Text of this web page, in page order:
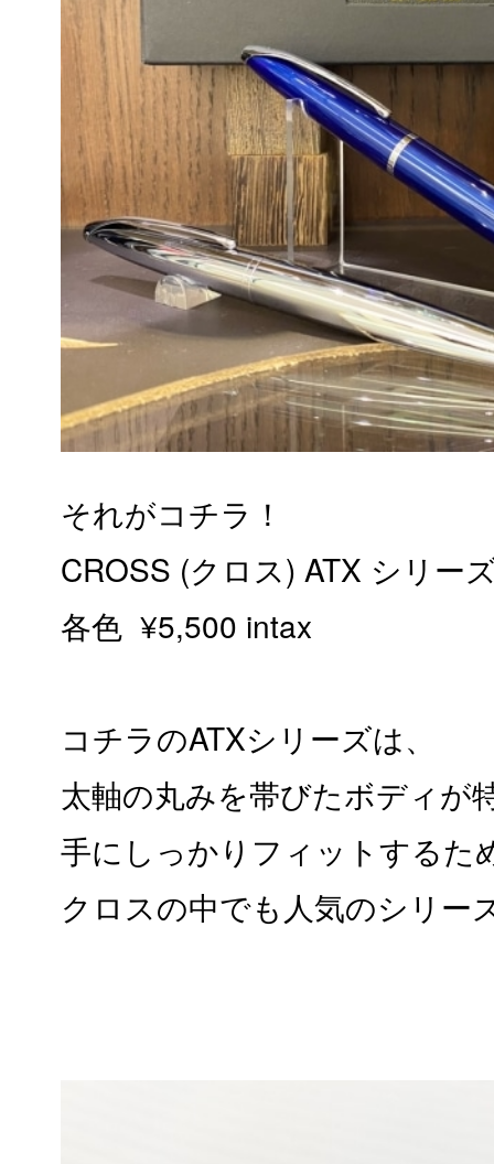
それがコチラ！
CROSS (クロス) ATX シリー
各色 ¥5,500 intax
コチラのATXシリーズは、
太軸の丸みを帯びたボディが
手にしっかりフィットするた
クロスの中でも人気のシリー